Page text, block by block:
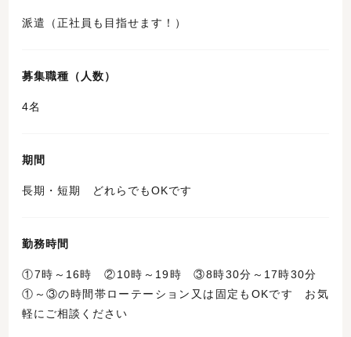
派遣（正社員も目指せます！）
募集職種（人数）
4名
期間
長期・短期 どれらでもOKです
勤務時間
①7時～16時 ②10時～19時 ③8時30分～17時30分
①～③の時間帯ローテーション又は固定もOKです お気
軽にご相談ください